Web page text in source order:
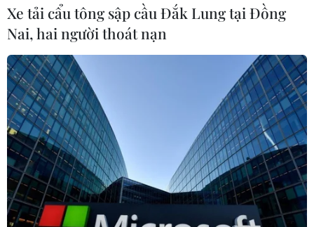
Xe tải cẩu tông sập cầu Đắk Lung tại Đồng
Nai, hai người thoát nạn